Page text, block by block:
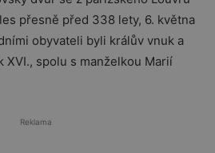
přesně před 338 lety, 6. května
obyvateli byli králův vnuk a
XVI., spolu s manželkou Marií
Reklama